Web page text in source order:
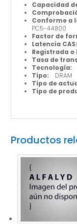
Capacidad
Conforme a
PC5-44800
Factor de
Latencia CAS:
Registrada
Tasa de
Tecnología:
Tipo: DRAM
Tipo de
Tipo de
Productos